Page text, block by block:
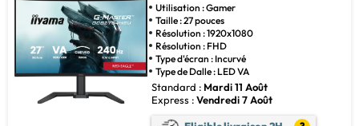
Utilisation : Gamer
Taille : 27 pouces
Résolution : 1920x1080
Résolution : FHD
Type d'écran : Incurvé
Type de Dalle : LED VA
Standard : Mardi 11 Août
Express :Vendredi 7 Août